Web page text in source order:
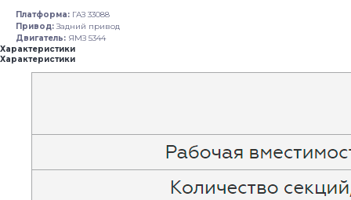
Платформа: ГАЗ 33088
Привод: Задний привод
Двигатель: ЯМЗ 5344
Характеристики
Характеристики